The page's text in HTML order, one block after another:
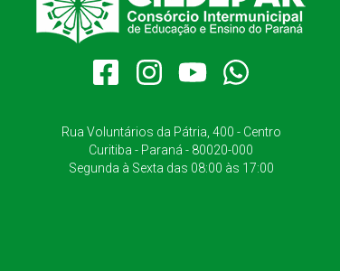
Rua Voluntários da Pátria, 400 - Centro
Curitiba - Paraná - 80020-000
Segunda à Sexta das 08:00 às 17:00